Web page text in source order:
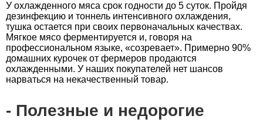
У охлажденного мяса срок годности до 5 суток. Пройдя
дезинфекцию и тоннель интенсивного охлаждения,
тушка остается при своих первоначальных качествах.
Мягкое мясо ферментируется и, говоря на
профессиональном языке, «созревает». Примерно 90%
домашних курочек от фермеров продаются
охлажденными. У наших покупателей нет шансов
нарваться на некачественный товар.
Полезные и недорогие